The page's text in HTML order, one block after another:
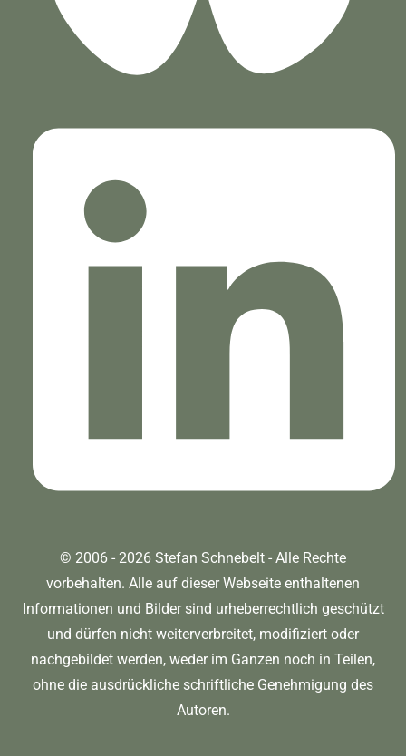
© 2006 - 2026 Stefan Schnebelt - Alle Rechte
vorbehalten. Alle auf dieser Webseite enthaltenen
Informationen und Bilder sind urheberrechtlich geschützt
und dürfen nicht weiterverbreitet, modifiziert oder
nachgebildet werden, weder im Ganzen noch in Teilen,
ohne die ausdrückliche schriftliche Genehmigung des
Autoren.